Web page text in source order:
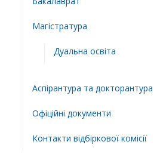
Магістратура
Дуальна освіта
Аспірантура та докторантура
Офіційні документи
Контакти відбіркової комісії